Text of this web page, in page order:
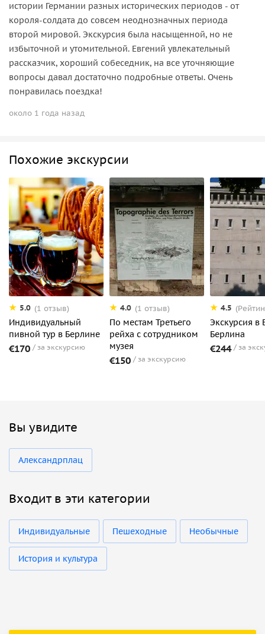
истории Германии разных исторических периодов - от
короля-солдата до совсем неоднозначных периода
второй мировой. Экскурсия была насыщенной, но не
избыточной и утомительной. Евгений увлекательный
рассказчик, хороший собеседник, на все уточняющие
вопросы давал достаточно подробные ответы. Очень
понравилась поездка!
около 1 года назад
Похожие экскурсии
5.0 (1 отзыв)
Индивидуальный
пивной тур в Берлине
€170 за экскурсию
4.0 (1 отзыв)
По местам Третьего
рейха с сотрудником
музея
€150 за экскурсию
4.5
Экскурсия в
Берлина
€244 за
Вы увидите
Александрплац
Входит в эти категории
Индивидуальные Пешеходные Необычные
История и культура